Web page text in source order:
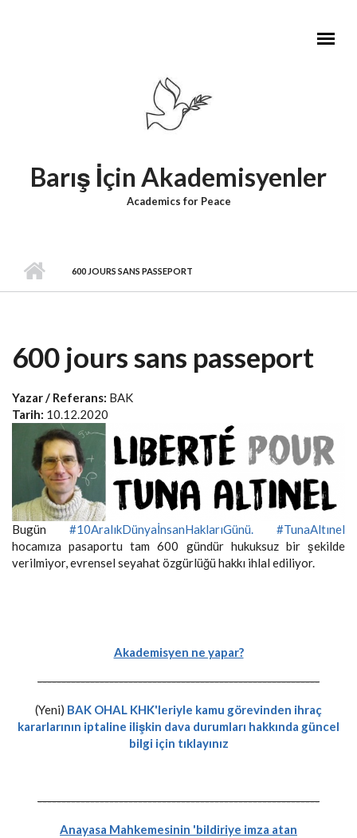
Barış İçin Akademisyenler
Academics for Peace
600 JOURS SANS PASSEPORT
600 jours sans passeport
Yazar / Referans: BAK
Tarih: 10.12.2020
Bugün #10AralıkDünyaİnsanHaklarıGünü.
#TunaAltınel
hocamıza pasaportu tam 600 gündür hukuksuz bir şekilde
verilmiyor, evrensel seyahat özgürlüğü hakkı ihlal ediliyor.
Akademisyen ne yapar?
-----------------------------------------------------------
(Yeni) BAK OHAL KHK'leriyle kamu görevinden ihraç
kararlarının iptaline ilişkin dava durumları hakkında güncel
bilgi için tıklayınız
-----------------------------------------------------------
Anayasa Mahkemesinin 'bildiriye imza atan